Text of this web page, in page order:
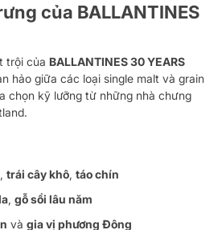
của BALLANTINES
trội của BALLANTINES 30 YEARS
hảo giữa các loại single malt và grain
chọn kỹ lưỡng từ những nhà chưng
, trái cây khô, táo chín
, gỗ sồi lâu năm
và gia vị phương Đông